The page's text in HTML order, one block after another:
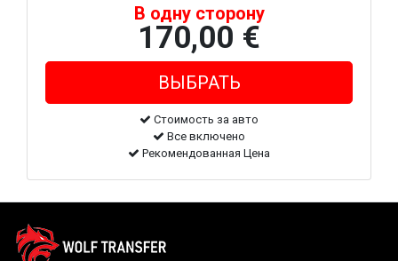
В одну сторону
170,00 €
Стоимость за авто
Все включено
Рекомендованная Цена